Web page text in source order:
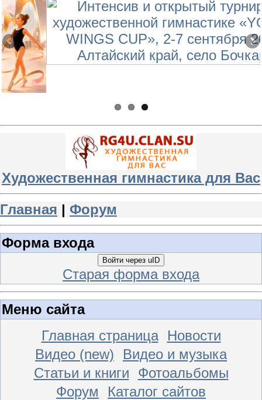
Художественная гимнастика для Вас
Главная | Форум
Форма входа
Войти через uID
Старая форма входа
Меню сайта
Главная страница
Новости
Видео (new)
Видео и музыка
Статьи и книги
Фотоальбомы
Форум
Каталог сайтов